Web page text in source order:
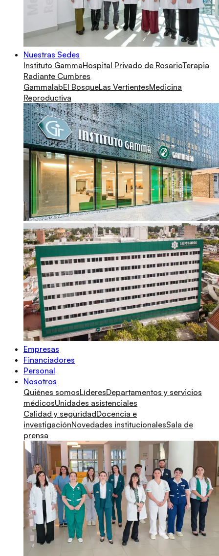
Nuestras Sedes
Instituto GammaHospital Privado de RosarioTerapia
Radiante Cumbres
GammalabEl BosqueLas VertientesMedicina
Reproductiva
Empresas
Financiadores
Personal
Nosotros
Quiénes somosLíderesDepartamentos y servicios
médicosUnidades asistenciales
Calidad y seguridadDocencia e
investigaciónNovedades institucionalesSala de
prensa